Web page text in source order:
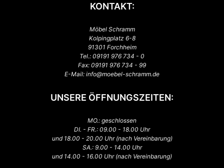
KONTAKT:
Möbel Schramm
Kolpingplatz 6-8
91301 Forchheim
Tel.: 09191 976 734 - 0
Fax: 09191 976 734 - 99
E-Mail: info@moebel-schramm.de
UNSERE ÖFFNUNGSZEITEN:
MO.: geschlossen
DI. - FR.: 09.00 - 18.00 Uhr
und 18.00 - 20.00 Uhr (nach Vereinbarung)
SA.: 9.00 - 14.00 Uhr
und 14.00 - 16.00 Uhr (nach Vereinbarung)